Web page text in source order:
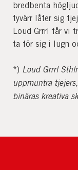
bredbenta
tyvärr låter sig
Loud Grrrl får vi
ta för sig i lugn
*) Loud Grrrl
uppmuntra
binäras kreativa